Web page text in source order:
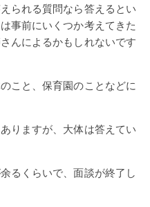
られる質問なら答えるとい
事前にいくつか考えてきた
んによるかもしれないです
こと、保育園のことなどに
りますが、大体は答えてい
るくらいで、面談が終了し